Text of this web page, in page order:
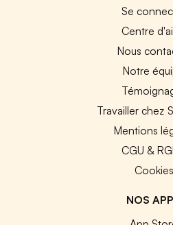
Se
Centre
Nous
Notre
Travailler chez
Mentions
CGU &
Cookies
NOS